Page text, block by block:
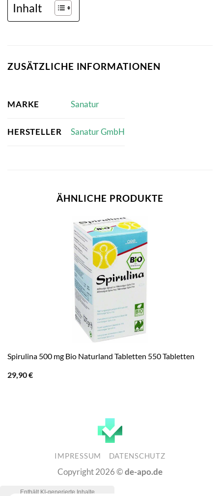
Inhalt
ZUSÄTZLICHE INFORMATIONEN
MARKE Sanatur
HERSTELLER Sanatur GmbH
ÄHNLICHE PRODUKTE
Spirulina 500 mg Bio Naturland Tabletten 550 Tabletten
29,90€
IMPRESSUM DATENSCHUTZ
Copyright 2026 ©de-apo.de